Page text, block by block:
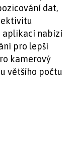
dat,
aplikací nabízí
pro lepší
kamerový
většího počtu